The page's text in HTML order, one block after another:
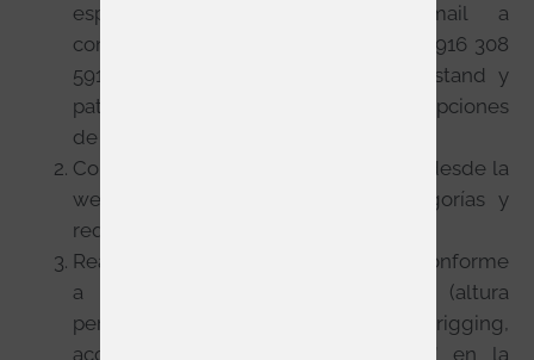
espacio de stand: enviar e-mail a
comercial@farmaforum.es
o llamar al 916 308
591 / 672 050 625. Elegir tipo de stand y
patrocinio. En la web del evento hay “Opciones
de Stand” y “Opciones de Patrocinio”.
Completar formulario de expositores desde la
web oficial, revisar listado de categorías y
requisitos.
Realizar diseño y montaje del stand conforme
a las normas técnicas del evento (altura
permitida, instalación eléctrica, rigging,
accesos). Consultar “Datos técnicos” en la